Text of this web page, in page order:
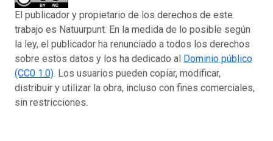
El publicador y propietario de los derechos de este
trabajo es Natuurpunt. En la medida de lo posible según
la ley, el publicador ha renunciado a todos los derechos
sobre estos datos y los ha dedicado al Dominio público
(CC0 1.0). Los usuarios pueden copiar, modificar,
distribuir y utilizar la obra, incluso con fines comerciales,
sin restricciones.